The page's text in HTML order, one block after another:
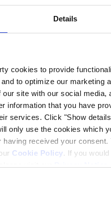
Details
cookies to provide
to optimize our marketing
our site with our social
information that you have
services. Click "Show
only use the cookies which
received your
Cookie Policy. If you